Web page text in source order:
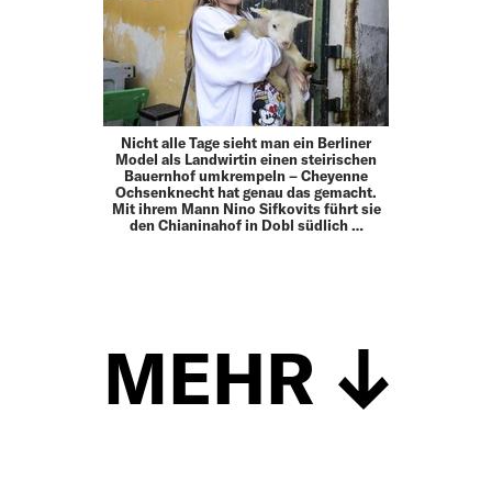
Nicht alle Tage sieht man ein Berliner
Model als Landwirtin einen steirischen
Bauernhof umkrempeln – Cheyenne
Ochsenknecht hat genau das gemacht.
Mit ihrem Mann Nino Sifkovits führt sie
den Chianinahof in Dobl südlich …
MEHR